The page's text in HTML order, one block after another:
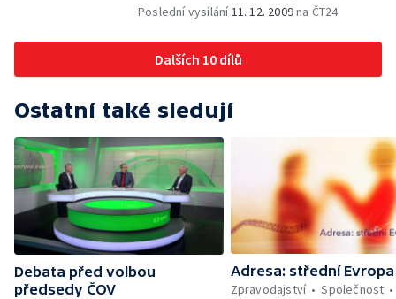
Poslední vysílání11. 12. 2009na ČT24
Dalších 10 dílů
Ostatní také sledují
Debata před volbou
předsedy ČOV
Adresa: střední Evropa
Zpravodajství
Společnost